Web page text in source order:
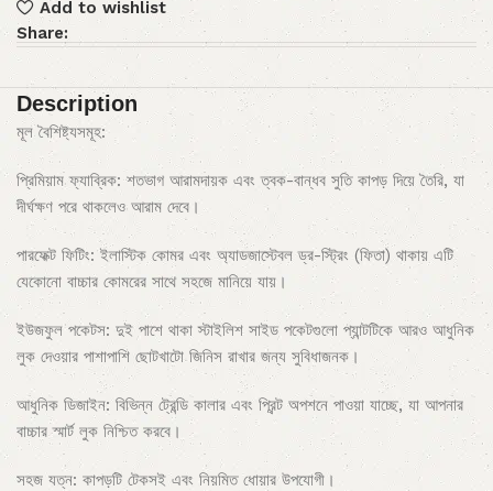
Add to wishlist
Share:
Description
মূল বৈশিষ্ট্যসমূহ:
প্রিমিয়াম ফ্যাব্রিক: শতভাগ আরামদায়ক এবং ত্বক-বান্ধব সুতি কাপড় দিয়ে তৈরি, যা
দীর্ঘক্ষণ পরে থাকলেও আরাম দেবে।
পারফেক্ট ফিটিং: ইলাস্টিক কোমর এবং অ্যাডজাস্টেবল ড্র-স্ট্রিং (ফিতা) থাকায় এটি
যেকোনো বাচ্চার কোমরের সাথে সহজে মানিয়ে যায়।
ইউজফুল পকেটস: দুই পাশে থাকা স্টাইলিশ সাইড পকেটগুলো প্যান্টটিকে আরও আধুনিক
লুক দেওয়ার পাশাপাশি ছোটখাটো জিনিস রাখার জন্য সুবিধাজনক।
আধুনিক ডিজাইন: বিভিন্ন ট্রেন্ডি কালার এবং প্রিন্ট অপশনে পাওয়া যাচ্ছে, যা আপনার
বাচ্চার স্মার্ট লুক নিশ্চিত করবে।
সহজ যত্ন: কাপড়টি টেকসই এবং নিয়মিত ধোয়ার উপযোগী।